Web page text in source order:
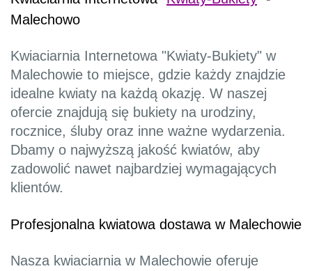
Malechowo
Kwiaciarnia Internetowa "Kwiaty-Bukiety" w
Malechowie to miejsce, gdzie każdy znajdzie
idealne kwiaty na każdą okazję. W naszej
ofercie znajdują się bukiety na urodziny,
rocznice, śluby oraz inne ważne wydarzenia.
Dbamy o najwyższą jakość kwiatów, aby
zadowolić nawet najbardziej wymagających
klientów.
Profesjonalna kwiatowa dostawa w Malechowie
Nasza kwiaciarnia w Malechowie oferuje